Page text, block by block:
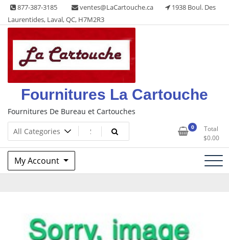
Skip
content
877-387-3185 ventes@LaCartouche.ca
1938 Boul. Des
Laurentides, Laval, QC, H7M2R3
Fournitures La Cartouche
Fournitures De Bureau et Cartouches
0
Total
$0.00
My Account